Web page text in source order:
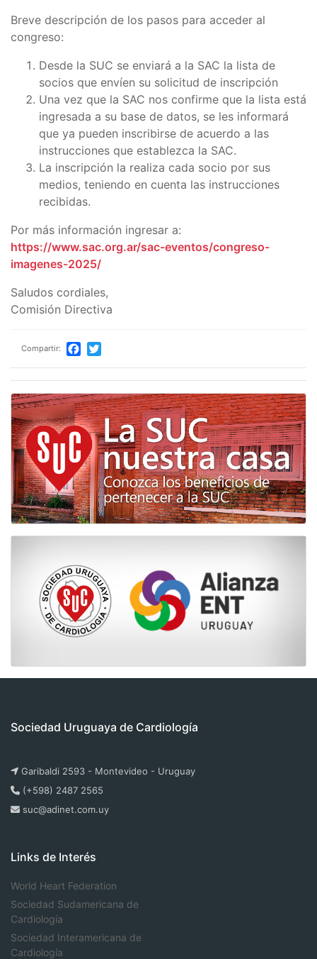
Breve descripción de los pasos para acceder al
congreso:
Desde la SUC se enviará a la SAC la lista de
socios que envíen su solicitud de inscripción
Una vez que la SAC nos confirme que la lista está
ingresada a su base de datos, se les informará
que ya pueden inscribirse de acuerdo a las
instrucciones que establezca la SAC.
La inscripción la realiza cada socio por sus
medios, teniendo en cuenta las instrucciones
recibidas.
Por más información ingresar a:
https://www.sac.org.ar/sac-eventos/congreso-
imagenes-2025/
Saludos cordiales,
Comisión Directiva
Compartir: Facebook
Sociedad Uruguaya de Cardiología
Garibaldi 2593 - Montevideo - Uruguay
(+598) 2487 2565
suc@adinet.com.uy
Links de Interés
World Heart Federation
Sociedad Sudamericana de
Cardiología
Sociedad Interamericana de
Cardiología